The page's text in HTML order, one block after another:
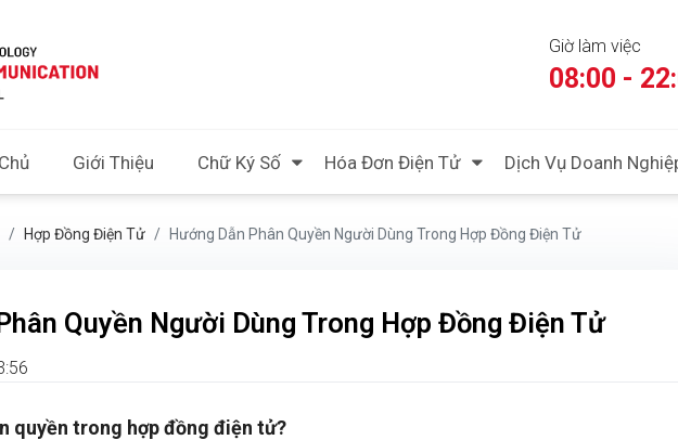
Giờ làm việc
08:00 -
Giới Thiệu Chữ Ký Số Hóa Đơn Điện Tử Dịch Vụ Doanh
Hợp Đồng Điện Tử Hướng Dẫn Phân Quyền Người Dùng Trong Hợp Đồng Điện Tử
Quyền Người Dùng Trong Hợp Đồng Điện Tử
quyền trong hợp đồng điện tử?